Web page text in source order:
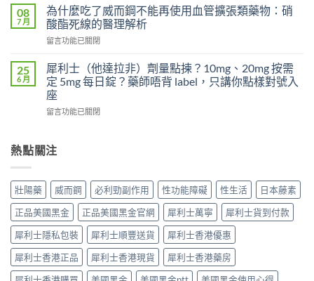
了
沒
效
著
怪
藥，
先
這
5
事〉
感
覺，
什
換
每
日
利
反
穩？〉
中
人
40
歲
後
夠
硬？
使
用
威
效
高
勃
起
硬
度〉
中
08
7 月
為什麼吃了威而鋼不能再使用血管擴張類藥物：硝
酸酯死線的醫理解析
在
什
麼
吃
了
威
不
使
用
血
管
擴
張
類
藥
物：
留言功能已關閉
25
6 月
犀利士（他達拉非）劑量點揀？10mg、20mg 按需
定 5mg 每日錠？藥師唔背 label，只講你點樣對號入
座
在
士
（他
拉
非）
劑
量
點
揀？
10mg、
20mg
按
留言功能已關閉
熱點關注
壯陽藥 威而鋼 必利勁副作用 性功能障礙 性生活
日本藤素
正品美國黑金
正品美國黑金官網 犀利士萬寧
犀利士貨到付款
犀利士隱私包裝
犀利士順豐送貨
犀利士香港優惠
犀利士香港正品
犀利士香港現貨
犀利士香港藥房